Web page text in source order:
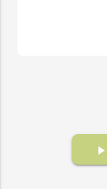
play_arrow